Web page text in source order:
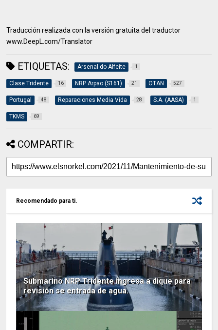
Traducción realizada con la versión gratuita del traductor
www.DeepL.com/Translator
ETIQUETAS: Arsenal do Alfeite 1
Clase Tridente 16 NRP Arpao (S161) 21 OTAN 527
Portugal 48 Reparaciones Media Vida 28 S.A. (AASA) 1
TKMS 69
COMPARTIR:
Recomendado para ti.
Submarino NRP Tridente ingresa a dique para
revisión se entrada de agua.